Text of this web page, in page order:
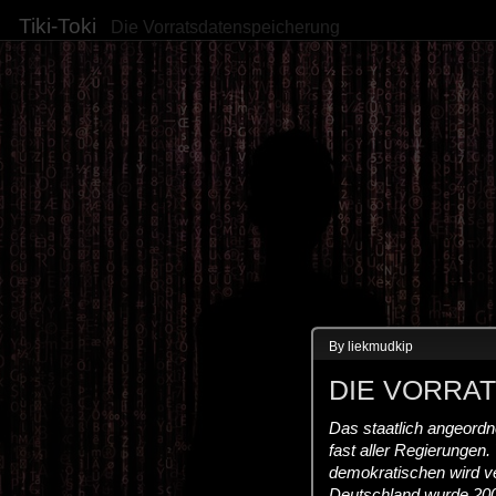
Tiki-Toki Die Vorratsdatenspeicherung
By liekmudkip
DIE
Das staatlich
fast aller
demokratischen wird